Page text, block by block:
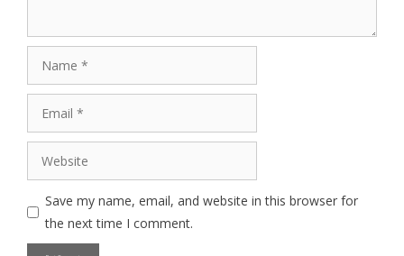
Website
Save my name, email, and website in this browser for
the next time I comment.